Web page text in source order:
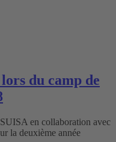
du camp de
en collaboration avec
la deuxième année